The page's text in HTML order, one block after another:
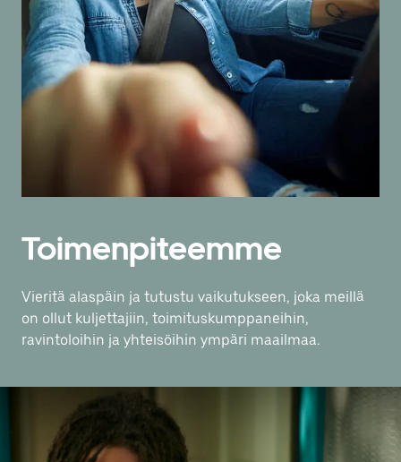
Toimenpiteemme
Vieritä alaspäin ja tutustu vaikutukseen, joka meillä
on ollut kuljettajiin, toimituskumppaneihin,
ravintoloihin ja yhteisöihin ympäri maailmaa.